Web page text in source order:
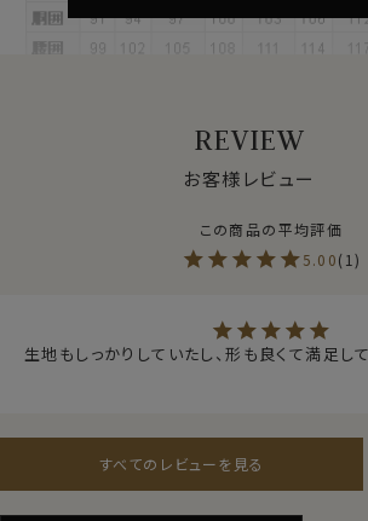
●ロイヤルオックスフォード
ロイヤルオックスは、オックスフォードの中
でシルクのような滑らかな肌ざわり。
上質なオックスフォード生地です。
●イージーケア加工付き
綿100％の高番手(細い糸)を用している素
洗濯後にしわが残るのは致し方ありません。
REVIEW
お客様レビュー
5.00 1
生地もしっかりしていたし、形も良くて満足して
すべてのレビューを見る